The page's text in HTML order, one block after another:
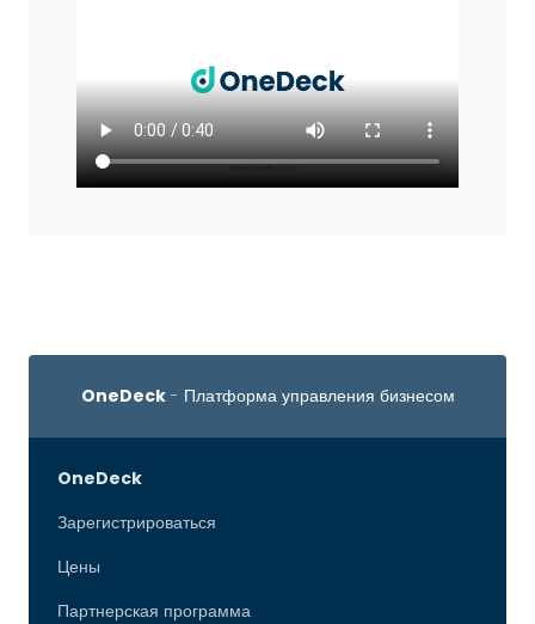
OneDeck- Платформа управления бизнесом
OneDeck
Зарегистрироваться
Цены
Партнерская программа